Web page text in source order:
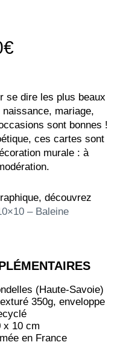
€
se dire les plus beaux
mariage,
sont bonnes !
ces cartes sont
murale : à
découvrez
– Baleine
(Haute-Savoie)
350g, enveloppe
x 10 cm
en France